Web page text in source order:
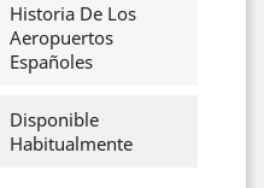
Historia De Los
Aeropuertos
Españoles
Disponible
Habitualmente